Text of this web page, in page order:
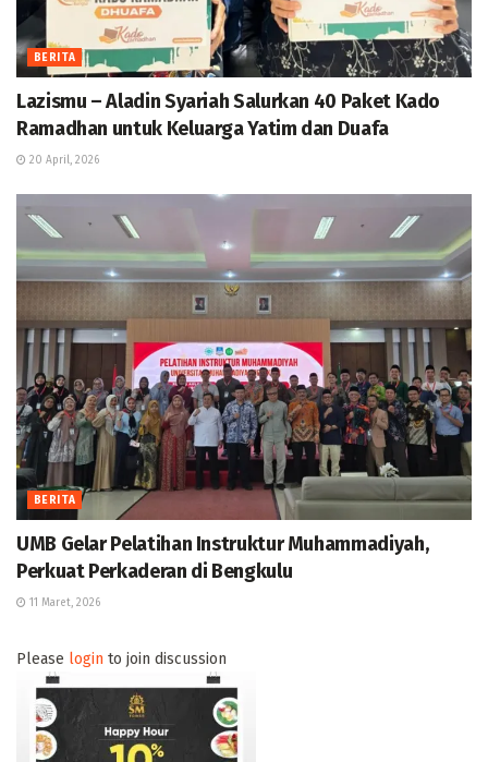
BERITA
Lazismu – Aladin Syariah Salurkan 40 Paket Kado
Ramadhan untuk Keluarga Yatim dan Duafa
20 April, 2026
BERITA
UMB Gelar Pelatihan Instruktur Muhammadiyah,
Perkuat Perkaderan di Bengkulu
11 Maret, 2026
Please login to join discussion